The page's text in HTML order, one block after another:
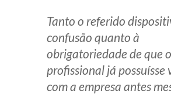
Tanto o referido
confusão quanto à
obrigatoriedade de que o
profissional já possuísse
com a empresa antes